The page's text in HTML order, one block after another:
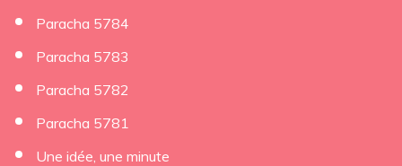
Paracha 5784
Paracha 5783
Paracha 5782
Paracha 5781
Une idée, une minute